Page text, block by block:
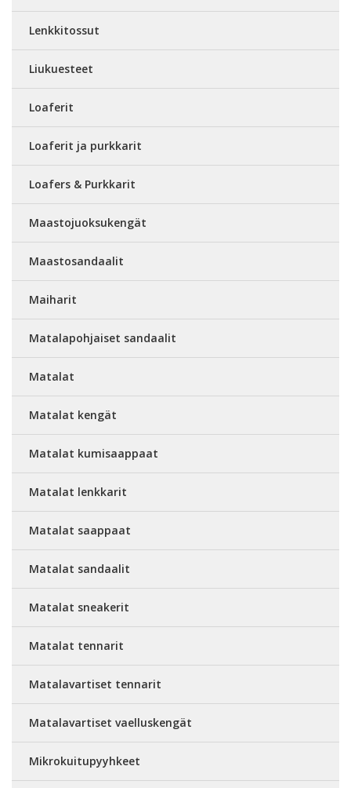
Lenkkitossut
Liukuesteet
Loaferit
Loaferit ja purkkarit
Loafers & Purkkarit
Maastojuoksukengät
Maastosandaalit
Maiharit
Matalapohjaiset sandaalit
Matalat
Matalat kengät
Matalat kumisaappaat
Matalat lenkkarit
Matalat saappaat
Matalat sandaalit
Matalat sneakerit
Matalat tennarit
Matalavartiset tennarit
Matalavartiset vaelluskengät
Mikrokuitupyyhkeet